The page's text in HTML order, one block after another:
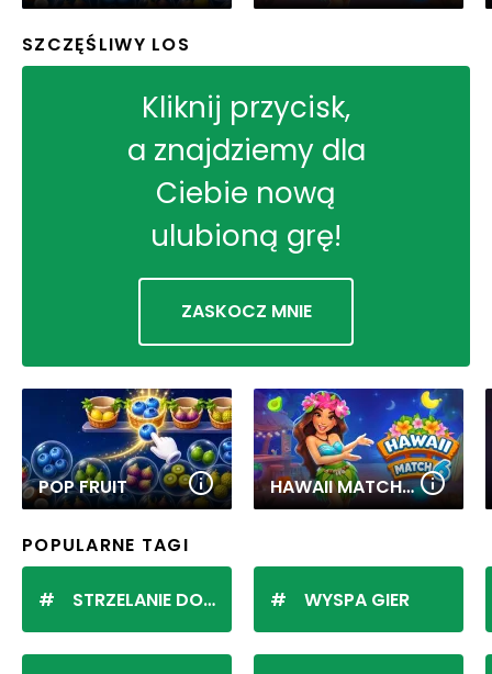
SZCZĘŚLIWY LOS
Kliknij przycisk,
a znajdziemy dla
Ciebie nową
ulubioną grę!
ZASKOCZ MNIE
POP FRUIT HAWAII MATCH 6
POPULARNE TAGI
STRZELANIE DO KULEK WYSPA GIER